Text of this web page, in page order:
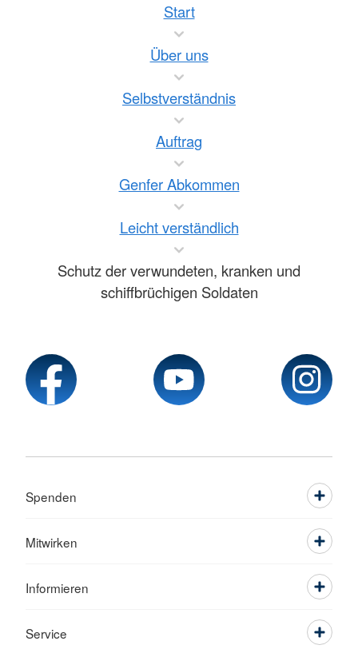
Start
Über uns
Selbstverständnis
Auftrag
Genfer Abkommen
Leicht verständlich
Schutz der verwundeten, kranken und
schiffbrüchigen Soldaten
Spenden
Mitwirken
Informieren
Service